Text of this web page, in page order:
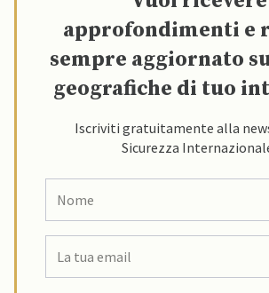
approfondimenti e
sempre aggiornato
geografiche di tuo
Iscriviti gratuitamente alla
Sicurezza